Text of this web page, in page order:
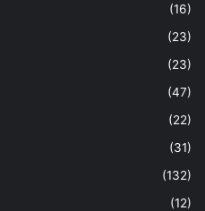
(16)
(23)
(23)
(47)
(22)
(31)
(132)
(12)